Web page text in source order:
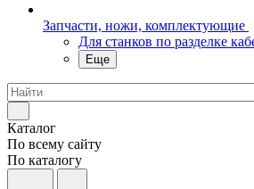
Запчасти, ножи, комплектующие
Для станков по разделке
Еще
Каталог
По всему сайту
По каталогу